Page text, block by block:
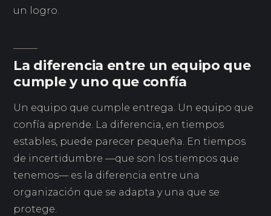
un logro.
La diferencia entre un equipo que
cumple y uno que confía
Un equipo que cumple entrega. Un equipo que
confía aprende. La diferencia, en tiempos
estables, puede parecer pequeña. En tiempos
de incertidumbre —que son los tiempos que
tenemos— es la diferencia entre una
organización que se adapta y una que se
protege.